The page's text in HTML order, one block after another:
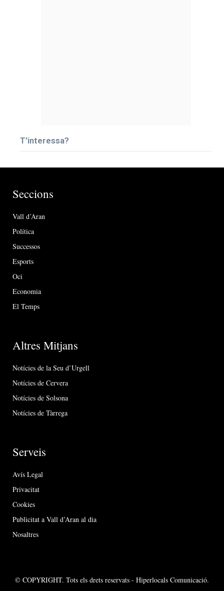
T’interessa?
Seccions
Vall d’Aran
Política
Successos
Esports
Oci
Economia
El Temps
Altres Mitjans
Notícies de la Seu d’Urgell
Notícies de Cervera
Notícies de Solsona
Notícies de Tàrrega
Serveis
Avís Legal
Privacitat
Cookies
Publicitat a Vall d’Aran al dia
Nosaltres
© COPYRIGHT. Tots els drets reservats - Hiperlocals Comunicació.